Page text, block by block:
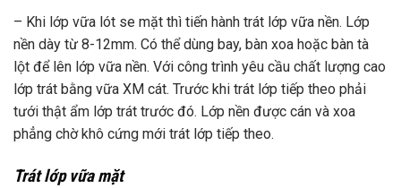
– Khi lớp vữa lót se mặt thì tiến hành trát lớp vữa nền. Lớp
nền dày từ 8-12mm. Có thể dùng bay, bàn xoa hoặc bàn tà
lột để lên lớp vữa nền. Với công trình yêu cầu chất lượng cao
lớp trát bằng vữa XM cát. Trước khi trát lớp tiếp theo phải
tưới thật ẩm lớp trát trước đó. Lớp nền được cán và xoa
phẳng chờ khô cứng mới trát lớp tiếp theo.
Trát lớp vữa mặt